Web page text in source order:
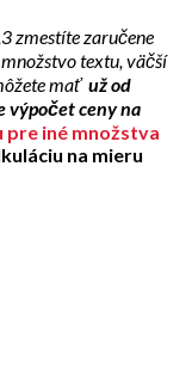
zmestíte zaručene
textu, väčší
mať už od
výpočet ceny na
pre iné množstva
na mieru